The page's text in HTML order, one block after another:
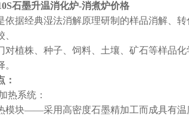
石墨升温消化炉-消煮炉价格
依据经典湿法消解原理研制的样品消解、
对植株、种子、饲料、土壤、矿石等样品
：
热系统：
模块——采用高密度石墨精加工而成具有温